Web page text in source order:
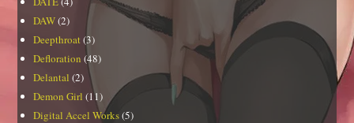
DAW(2)
Deepthroat(3)
Defloration (48)
Delantal (2)
Demon Girl (11)
Digital Accel Works(5)